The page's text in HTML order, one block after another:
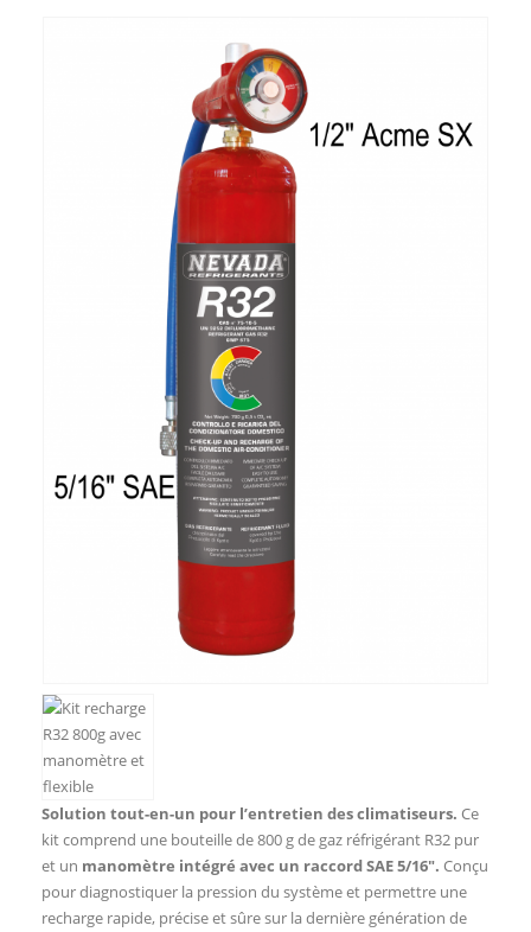
Solution tout-en-un pour l’entretien des climatiseurs. Ce
kit comprend une bouteille de 800 g de gaz réfrigérant R32 pur
et un manomètre intégré avec un raccord SAE 5/16″. Conçu
pour diagnostiquer la pression du système et permettre une
recharge rapide, précise et sûre sur la dernière génération de